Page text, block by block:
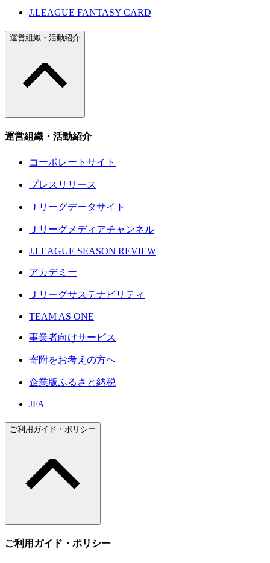
J.LEAGUE FANTASY CARD
運営組織・活動紹介
運営組織・活動紹介
コーポレートサイト
プレスリリース
Ｊリーグデータサイト
Ｊリーグメディアチャンネル
J.LEAGUE SEASON REVIEW
アカデミー
Ｊリーグサステナビリティ
TEAM AS ONE
事業者向けサービス
寄附をお考えの方へ
企業版ふるさと納税
JFA
ご利用ガイド・ポリシー
ご利用ガイド・ポリシー